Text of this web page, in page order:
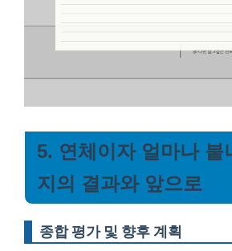
5. 연체이자 얼마나 붙
지의 결과와 앞으로
종합 평가 및 향후 계획